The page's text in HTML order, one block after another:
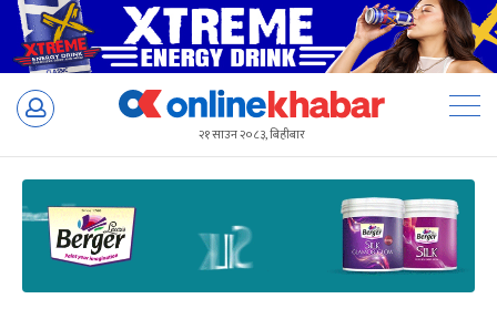
Skip
२१ साउन २०८३, बिहीबार